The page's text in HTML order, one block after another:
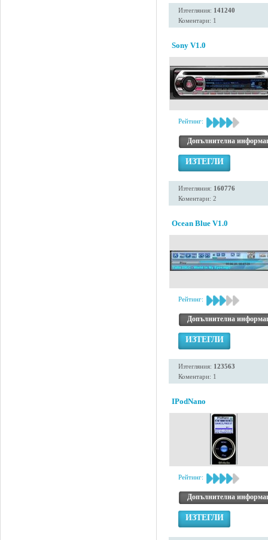
Изтегляния: 141240
Коментари: 1
Sony V1.0
Рейтинг:
Допълнителна
ИЗТЕГЛИ
Изтегляния: 160776
Коментари: 2
Ocean Blue V1.0
Рейтинг:
Допълнителна
ИЗТЕГЛИ
Изтегляния: 123563
Коментари: 1
IPodNano
Рейтинг:
Допълнителна
ИЗТЕГЛИ